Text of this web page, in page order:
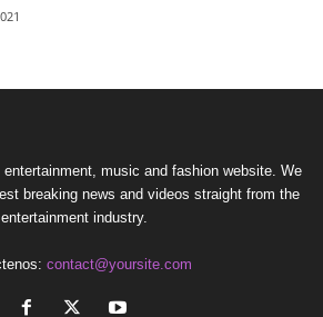
music and fashion website. We
breaking news and videos straight from the
entertainment industry.
contact@yoursite.com